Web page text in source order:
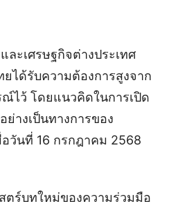
ะเศรษฐกิจต่างประเทศ
ยได้รับความต้องการสูงจาก
ไว้ โดยแนวคิดในการเปิด
างเป็นทางการของ
อวันที่ 16 กรกฎาคม 2568
ตร์บทใหม่ของความร่วมมือ